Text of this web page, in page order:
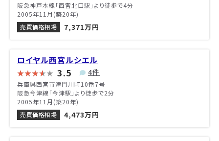
阪急神戸本線「西宮北口駅」より徒歩で4分
2005年11月(築20年)
売買価格相場
7,371万円
ロイヤル西宮ルシエル
3.5 4件
兵庫県西宮市津門川町10番7号
阪急今津線「今津駅」より徒歩で2分
2005年11月(築20年)
売買価格相場
4,473万円